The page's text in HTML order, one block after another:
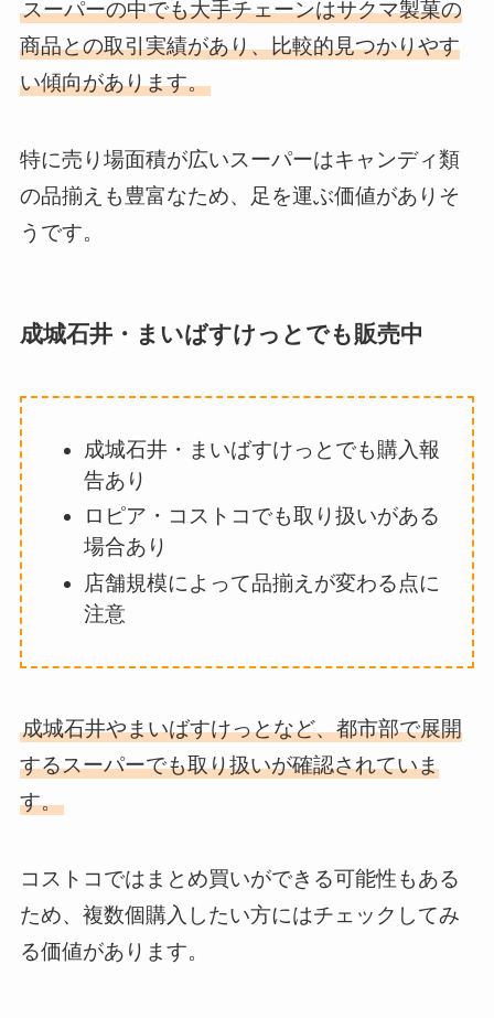
スーパーの中でも大手チェーンはサクマ製菓の
商品との取引実績があり、比較的見つかりやす
い傾向があります。
特に売り場面積が広いスーパーはキャンディ類
の品揃えも豊富なため、足を運ぶ価値がありそ
うです。
成城石井・まいばすけっとでも販売中
成城石井・まいばすけっとでも購入報
告あり
ロピア・コストコでも取り扱いがある
場合あり
店舗規模によって品揃えが変わる点に
注意
成城石井やまいばすけっとなど、都市部で展開
するスーパーでも取り扱いが確認されていま
す。
コストコではまとめ買いができる可能性もある
ため、複数個購入したい方にはチェックしてみ
る価値があります。